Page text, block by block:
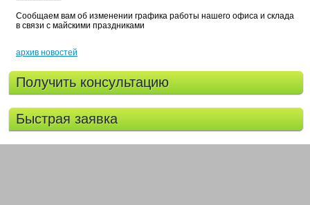
Получить консультацию
Сообщаем вам об изменении графика работы нашего офиса и склада
в связи с майскими праздниками
архив новостей
Быстрая заявка